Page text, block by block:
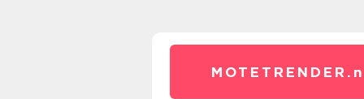
MOTETRENDER.